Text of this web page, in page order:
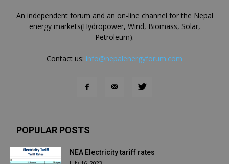
An independent forum and an on-line channel for the Nepal
energy markets(Hydropower, Wind, Biomass, Solar,
Petroleum).
Contact us: info@nepalenergyforum.com
POPULAR POSTS
NEA Electricity tariff rates